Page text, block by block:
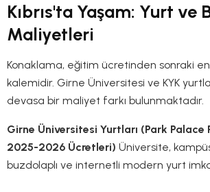
Kıbrıs'ta Yaşam: Yurt ve
Maliyetleri
Konaklama, eğitim ücretinden sonraki
kalemidir. Girne Üniversitesi ve KYK
devasa bir maliyet farkı bulunmaktadır.
Girne Üniversitesi Yurtları (Park Palace
2025-2026 Ücretleri) Üniversite,
buzdolaplı ve internetli modern yurt